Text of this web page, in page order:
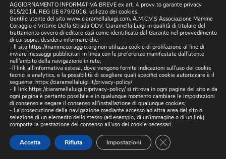
CRITICITÀ DELLO STATO PESSIMO DELLE STRADA DELLA
CITTÀ.–10 GENNAIO 2026
ASSOCIAZIONI VITTIME DELLA STRADA: URGENTE UN
TAVOLO TECNICO CONTRO LA STRAGE IN CAMPANIA 4
GENNAIO 2026
LE ASSOCIAZIONI VITTIME DELLA STRADA CHIEDONO UN
INCONTRO CON IL PRESIDENTE FICO, PREFETTI DELLA
CAMPANIA E QUESTORI.2 GENNAIO 2026
SE POSSO DARE UNA MANO COME PORTAVOCE DELLE
ASSOCIAZIONI VITTIME DELLA STRADA.22 DICEMBRE 2025
AGGIORNAMENTO INFORMATIVA BREVE ex art. 4 provv.to garante privacy
815/2014, REG UE 679/2016. utilizzo dei cookies.
Gentile utente del sito www.ciaramellaluigi.com, A.M.C.V.S Associazione Mamme
Coraggio e Vittime Della Strada ODV, Ciaramella Luigi in qualità di titolare del
trattamento ovvero di editore così come identificato dal Garante nel provvedimento
di cui sopra, desidera informare che:
- Il sito https://mammecoraggio.org non utilizza cookie di profilazione al fine di
inviare messaggi pubblicitari in linea con le preferenze manifestate dall'utente
nell'ambito della navigazione in rete;
-Il link all'informativa estesa, dove vengono fornite indicazioni sull'uso dei cookie
tecnici e analytics, e la possibilità di scegliere quali specifici cookie autorizzare è il
seguente: https://ciaramellaluigi.it/privacy-policy/
- Il link https://ciaramellaluigi.it/privacy-policy/si ritrova in ogni pagina del sito e da
ogni pagina è pertanto possibile e in qualunque momento cambiare le impostazioni
di consenso e negare il consenso all'installazione di qualunque cookies;
- La prosecuzione della navigazione mediante accesso ad altra area del sito o
selezione di un elemento dello stesso (ad esempio, di un'immagine o di un link)
comporta la prestazione del consenso all'uso dei cookie necessari.
Accetta Rifiuta Impostazioni CLOSE GDPR